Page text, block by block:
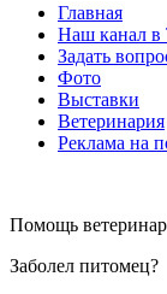
Главная
Наш канал
Задать
Фото
Выставки
Ветеринария
Реклама на
Помощь
Заболел питомец?